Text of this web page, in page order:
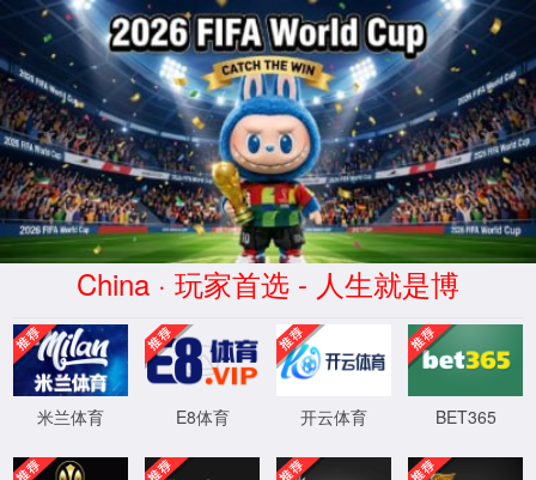
蜂鸟电竞比分网 - 实时电竞比分、赛
事数据与专业分析
WTS-WAF拦截详情
出现该页面的原因:
1.你的请求是黑客攻击
2.你的请求合法但触发了安全规则,请提交问题反馈